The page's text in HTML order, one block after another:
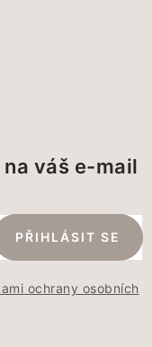
váš e-mail
ochrany osobních
PŘIHLÁSIT SE